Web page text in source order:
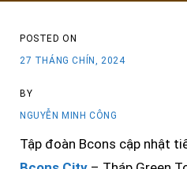
POSTED ON
27 THÁNG CHÍN, 2024
BY
NGUYỄN MINH CÔNG
Tập đoàn Bcons cập nhật